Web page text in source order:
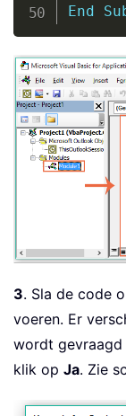
End
3. Sla de code
voeren. Er
wordt
klik op Ja. Zie